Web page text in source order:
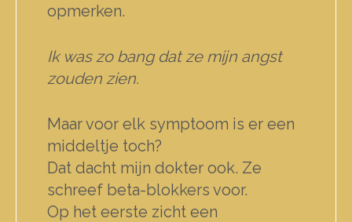
opmerken.
Ik was zo bang dat ze mijn angst
zouden zien.
Maar voor elk symptoom is er een
middeltje toch?
Dat dacht mijn dokter ook. Ze
schreef beta-blokkers voor.
Op het eerste zicht een